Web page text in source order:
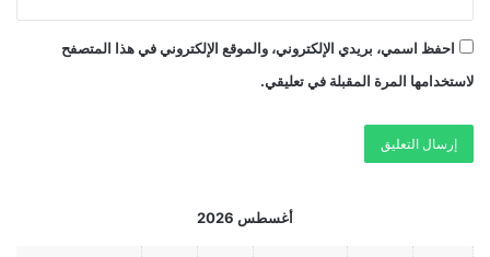
احفظ اسمي، بريدي الإلكتروني، والموقع الإلكتروني في هذا المتصفح
لاستخدامها المرة المقبلة في تعليقي.
أغسطس 2026